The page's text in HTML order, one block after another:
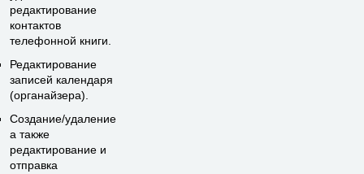
редактирование
контактов
телефонной книги.
Редактирование
записей календаря
(органайзера).
Создание/удаление
а также
редактирование и
отправка